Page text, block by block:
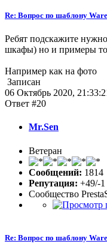
Re: Вопрос по шаблону
Ребят подскажите
шкафы) но и примеры
Например как на фото
Записан
06 Октябрь 2020,
Ответ #20
Mr.Sen
Ветеран
Сообщений: 1814
Репутация: +49/-1
Сообщество
Re: Вопрос по шаблону